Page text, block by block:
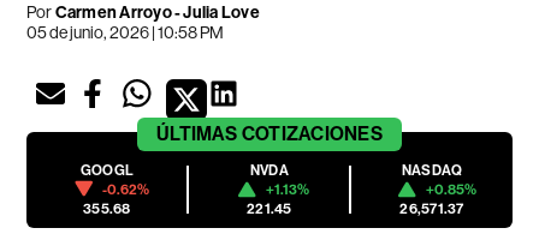
PorCarmen Arroyo - Julia Love
05 de junio, 2026 | 10:58 PM
ÚLTIMAS COTIZACIONES
GOOGL
-0.62%
355.68
NVDA
+1.13%
221.45
NASDAQ
+0.85%
26,571.37